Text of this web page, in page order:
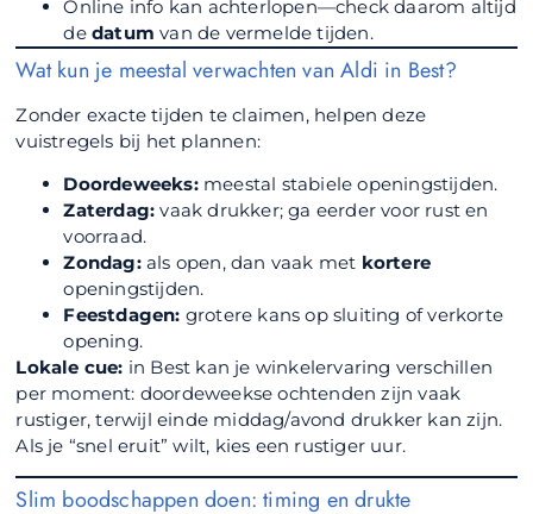
Online info kan achterlopen—check daarom altijd
dedatum van de vermelde tijden.
Wat kun je meestal verwachten van Aldi in Best?
Zonder exacte tijden te claimen, helpen deze
vuistregels bij het plannen:
Doordeweeks:meestal stabiele openingstijden.
Zaterdag: vaak drukker; ga eerder voor rust en
voorraad.
Zondag:als open, dan vaak met kortere
openingstijden.
Feestdagen: grotere kans op sluiting of verkorte
opening.
Lokale cue: in Best kan je winkelervaring verschillen
per moment: doordeweekse ochtenden zijn vaak
rustiger, terwijl einde middag/avond drukker kan zijn.
Als je “snel eruit” wilt, kies een rustiger uur.
Slim boodschappen doen: timing en drukte